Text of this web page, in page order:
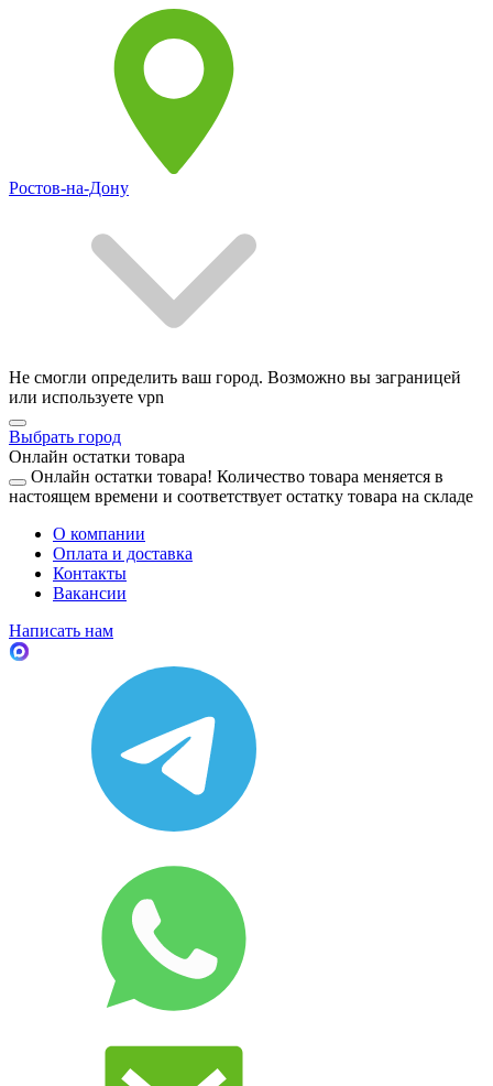
Ростов-на-Дону
Не смогли определить ваш город. Возможно вы заграницей
или используете vpn
Выбрать город
Онлайн остатки товара
Онлайн остатки товара! Количество товара меняется в
настоящем времени и соответствует остатку товара на складе
О компании
Оплата и доставка
Контакты
Вакансии
Написать нам